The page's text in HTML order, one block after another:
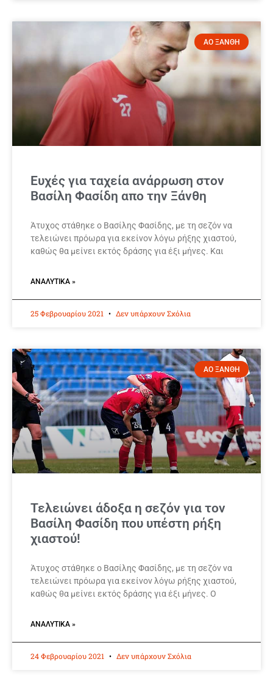
ΑΟ ΞΑΝΘΗ
Ευχές για ταχεία ανάρρωση στον
Βασίλη Φασίδη απο την Ξάνθη
Άτυχος στάθηκε ο Βασίλης Φασίδης, με τη σεζόν να
τελειώνει πρόωρα για εκείνον λόγω ρήξης χιαστού,
καθώς θα μείνει εκτός δράσης για έξι μήνες. Και
ΑΝΑΛΥΤΙΚΆ »
25 Φεβρουαρίου 2021 Δεν υπάρχουν Σχόλια
ΑΟ ΞΑΝΘΗ
Τελειώνει άδοξα η σεζόν για τον
Βασίλη Φασίδη που υπέστη ρήξη
χιαστού!
Άτυχος στάθηκε ο Βασίλης Φασίδης, με τη σεζόν να
τελειώνει πρόωρα για εκείνον λόγω ρήξης χιαστού,
καθώς θα μείνει εκτός δράσης για έξι μήνες. Ο
ΑΝΑΛΥΤΙΚΆ »
24 Φεβρουαρίου 2021 Δεν υπάρχουν Σχόλια